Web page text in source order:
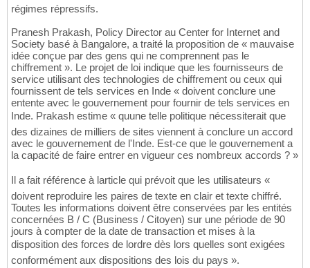
régimes répressifs.
Pranesh Prakash, Policy Director au Center for Internet and
Society basé à Bangalore, a traité la proposition de « mauvaise
idée conçue par des gens qui ne comprennent pas le
chiffrement ». Le projet de loi indique que les fournisseurs de
service utilisant des technologies de chiffrement ou ceux qui
fournissent de tels services en Inde « doivent conclure une
entente avec le gouvernement pour fournir de tels services en
Inde. Prakash estime « quune telle politique nécessiterait que
des dizaines de milliers de sites viennent à conclure un accord
avec le gouvernement de l'Inde. Est-ce que le gouvernement a
la capacité de faire entrer en vigueur ces nombreux accords ? »
Il a fait référence à larticle qui prévoit que les utilisateurs «
doivent reproduire les paires de texte en clair et texte chiffré.
Toutes les informations doivent être conservées par les entités
concernées B / C (Business / Citoyen) sur une période de 90
jours à compter de la date de transaction et mises à la
disposition des forces de lordre dès lors quelles sont exigées
conformément aux dispositions des lois du pays ».